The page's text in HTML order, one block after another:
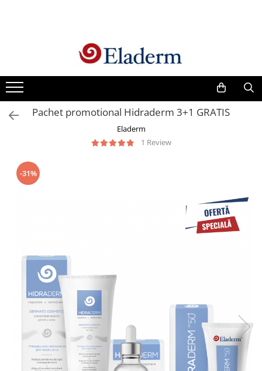
Vezi toate produsele
Creme cu protectie solara
Produse Antirid
Produse Hidratante
Produse Anti sebum
Produse Antiacnee
Lotiuni tonice
Produse pentru curatare
Creme Emoliente
Creme cu Uree
Produse pentru pete pigmentare
Evidence skincare
Pachete
Pachet promotional Hidraderm 3+1 GRATIS
Eladerm
1 Review
-31%